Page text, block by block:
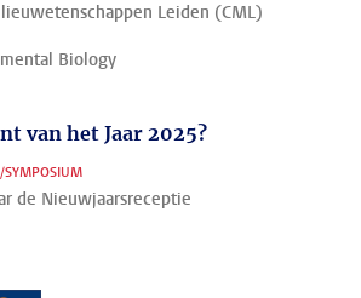
Leiden (CML)
Biology
van het Jaar 2025?
SYMPOSIUM
de Nieuwjaarsreceptie